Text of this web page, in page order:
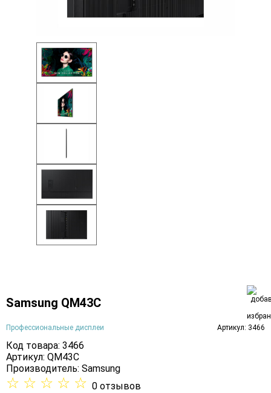
Samsung QM43C
Профессиональные дисплеи Артикул: 3466
Код товара: 3466
Артикул: QM43C
Производитель: Samsung
☆ ☆ ☆ ☆ ☆ 0 отзывов